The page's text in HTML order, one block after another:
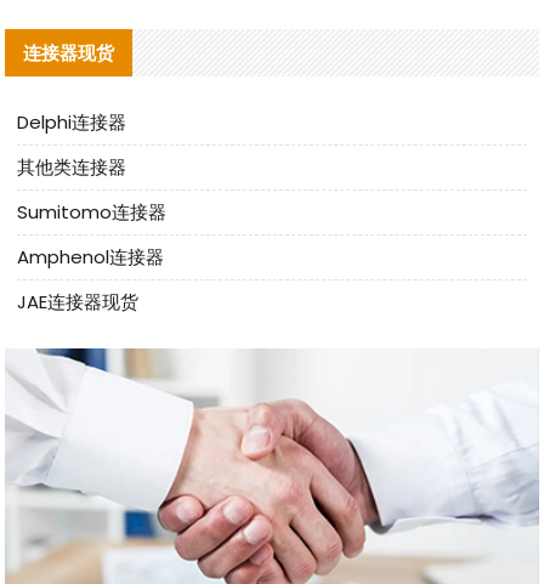
连接器现货
Delphi连接器
其他类连接器
Sumitomo连接器
Amphenol连接器
JAE连接器现货